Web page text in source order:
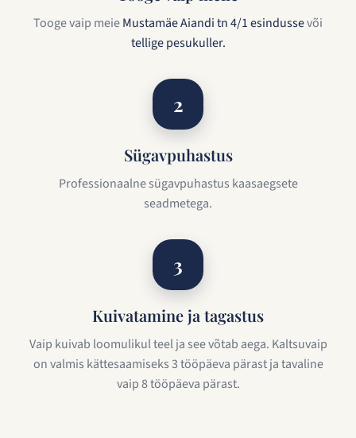
Tooge vaip meieMustamäe Aiandi tn 4/1 esindussevõi
tellige pesukuller.
2
Sügavpuhastus
Professionaalne sügavpuhastus kaasaegsete
seadmetega.
3
Kuivatamine ja tagastus
Vaip kuivab loomulikul teel ja see võtab aega. Kaltsuvaip
on valmis kättesaamiseks 3 tööpäeva pärast ja tavaline
vaip 8 tööpäeva pärast.